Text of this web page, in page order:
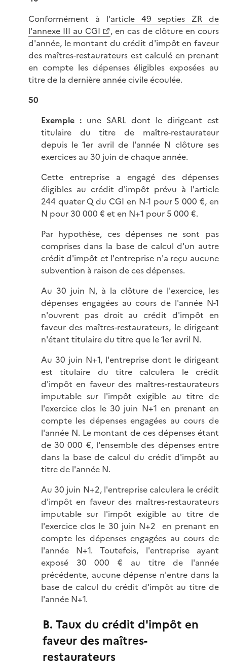
Conformément à l'article 49 septies ZR de
l'annexe III au CGI
, en cas de clôture en cours
d'année, le montant du crédit d'impôt en faveur
des maîtres-restaurateurs est calculé en prenant
en compte les dépenses éligibles exposées au
titre de la dernière année civile écoulée.
50
Exemple :une SARL dont le dirigeant est
titulaire du titre de maître-restaurateur
depuis le 1er avril de l'année N clôture ses
exercices au 30 juin de chaque année.
Cette entreprise a engagé des dépenses
éligibles au crédit d'impôt prévu à l'article
244 quater Q du CGI en N-1 pour 5 000 €, en
N pour 30 000 € et en N+1 pour 5 000 €.
Par hypothèse, ces dépenses ne sont pas
comprises dans la base de calcul d'un autre
crédit d'impôt et l'entreprise n'a reçu aucune
subvention à raison de ces dépenses.
Au 30 juin N, à la clôture de l'exercice, les
dépenses engagées au cours de l'année N-1
n'ouvrent pas droit au crédit d'impôt en
faveur des maîtres-restaurateurs, le dirigeant
n'étant titulaire du titre que le 1er avril N.
Au 30 juin N+1, l'entreprise dont le dirigeant
est titulaire du titre calculera le crédit
d'impôt en faveur des maîtres-restaurateurs
imputable sur l'impôt exigible au titre de
l'exercice clos le 30 juin N+1 en prenant en
compte les dépenses engagées au cours de
l'année N. Le montant de ces dépenses étant
de 30 000 €, l'ensemble des dépenses entre
dans la base de calcul du crédit d'impôt au
titre de l'année N.
Au 30 juin N+2, l'entreprise calculera le crédit
d'impôt en faveur des maîtres-restaurateurs
imputable sur l'impôt exigible au titre de
l'exercice clos le 30 juin N+2 en prenant en
compte les dépenses engagées au cours de
l'année N+1. Toutefois, l'entreprise ayant
exposé 30 000 € au titre de l'année
précédente, aucune dépense n'entre dans la
base de calcul du crédit d'impôt au titre de
l'année N+1.
B. Taux du crédit d'impôt en
faveur des maîtres-
restaurateurs